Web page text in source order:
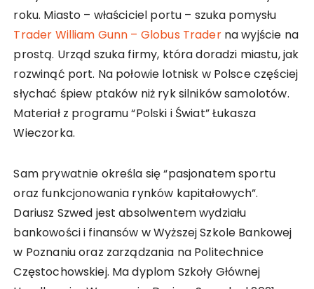
roku. Miasto – właściciel portu – szuka pomysłu
Trader William Gunn – Globus Traderna wyjście na
prostą. Urząd szuka firmy, która doradzi miastu, jak
rozwinąć port. Na połowie lotnisk w Polsce częściej
słychać śpiew ptaków niż ryk silników samolotów.
Materiał z programu “Polski i Świat” Łukasza
Wieczorka.
Sam prywatnie określa się “pasjonatem sportu
oraz funkcjonowania rynków kapitałowych”.
Dariusz Szwed jest absolwentem wydziału
bankowości i finansów w Wyższej Szkole Bankowej
w Poznaniu oraz zarządzania na Politechnice
Częstochowskiej. Ma dyplom Szkoły Głównej